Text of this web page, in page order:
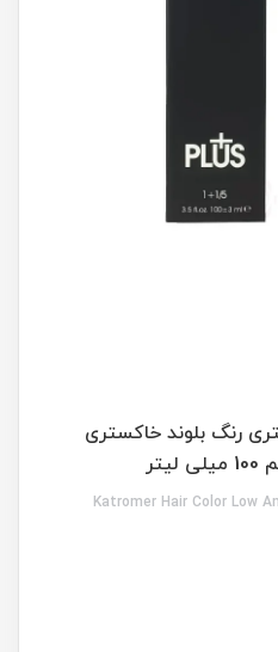
رنگ بلوند خاکستری
Katromer Hair Color Low